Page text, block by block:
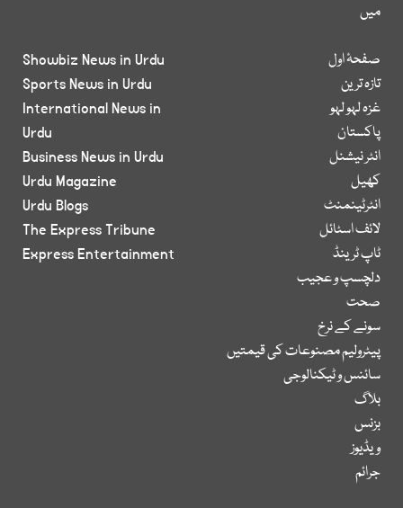
میں
صفحۂ اول
تازہ ترین
غزہ لہو لہو
پاکستان
انٹر نیشنل
کھیل
انٹرٹینمنٹ
لائف اسٹائل
ٹاپ ٹرینڈ
دلچسپ و عجیب
صحت
سونے کے نرخ
پیٹرولیم مصنوعات کی قیمتیں
سائنس و ٹیکنالوجی
بلاگ
بزنس
ویڈیوز
جرائم
Showbiz News in Urdu
Sports News in Urdu
International News in
Urdu
Business News in Urdu
Urdu Magazine
Urdu Blogs
The Express Tribune
Express Entertainment